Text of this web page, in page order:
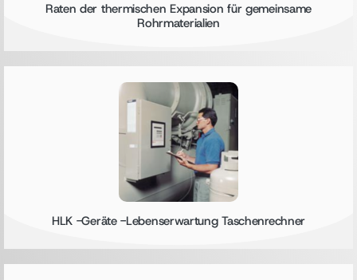
Raten der thermischen Expansion für gemeinsame
Rohrmaterialien
HLK -Geräte -Lebenserwartung Taschenrechner